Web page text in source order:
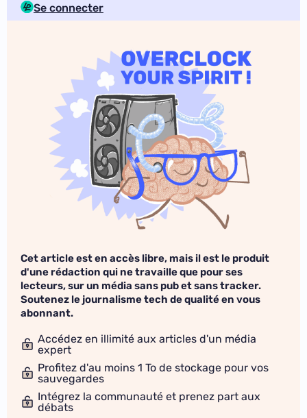
Se connecter
Cet article est en accès libre, mais il est le produit
d'une rédaction qui ne travaille que pour ses
lecteurs, sur un média sans pub et sans tracker.
Soutenez le journalisme tech de qualité en vous
abonnant.
Accédez en illimité aux articles d'un média
expert
Profitez d'au moins 1 To de stockage pour vos
sauvegardes
Intégrez la communauté et prenez part aux
débats